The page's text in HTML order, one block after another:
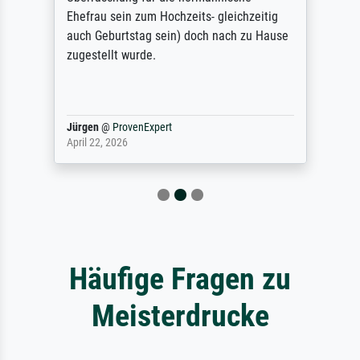
Ehefrau sein zum Hochzeits- gleichzeitig
auch Geburtstag sein) doch nach zu Hause
zugestellt wurde.
Jürgen@ ProvenExpert
April 22, 2026
Häufige Fragen zu
Meisterdrucke